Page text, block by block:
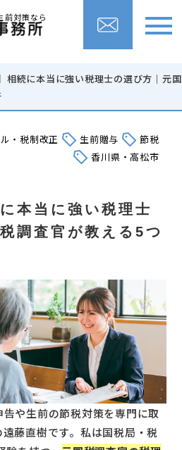
前対策なら
相続に本当に強い税理士の選び方｜元国
・税制改正 生前贈与
節税
香川県・高松市
本当に強い税理士
調査官が教える5つ
や生前の節税対策を専門に取
藤直樹です。私は国税局・税